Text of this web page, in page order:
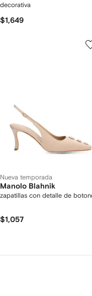
decorativa
$1,649
Nueva temporada
Manolo Blahnik
zapatillas con detalle de
$1,057